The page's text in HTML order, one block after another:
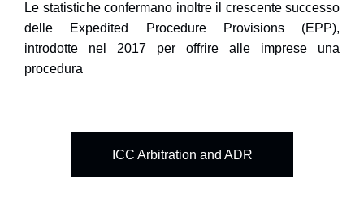
Le statistiche confermano inoltre il crescente successo
delle
Expedited Procedure Provisions (EPP),
introdotte nel 2017 per offrire alle imprese una
procedura
ICC Arbitration and ADR